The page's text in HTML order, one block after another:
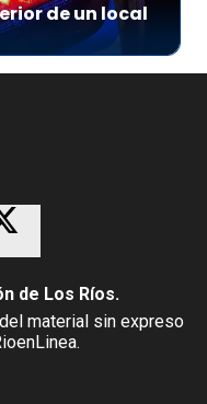
de un local
de Los Ríos.
material sin expreso